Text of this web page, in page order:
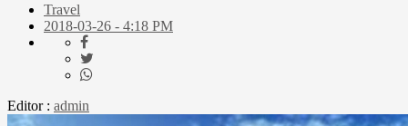
Travel
2018-03-26 - 4:18 PM
Editor : admin